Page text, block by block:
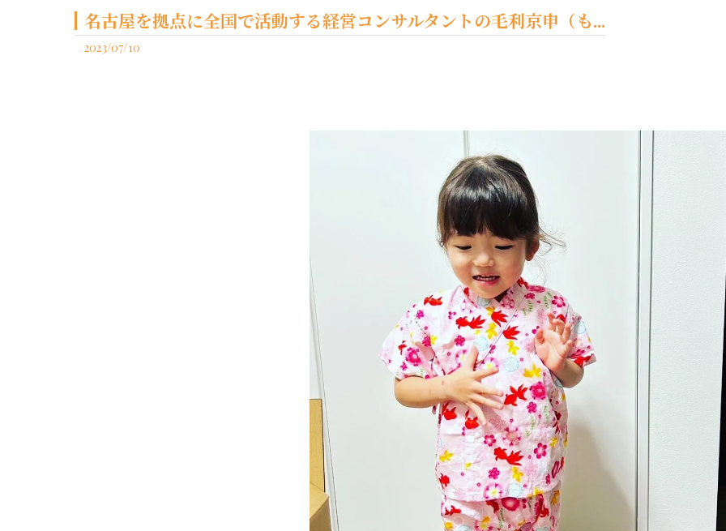
名古屋を拠点に全国で活動する経営コンサルタントの毛利京申（も...
2023/07/10